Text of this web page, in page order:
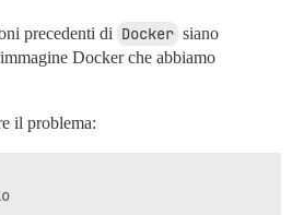
precedenti di Docker siano
Docker che abbiamo
il problema: